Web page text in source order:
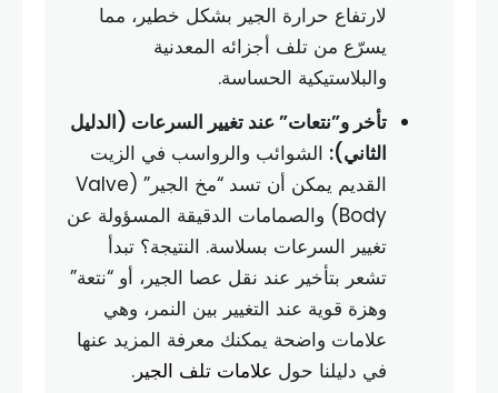
لارتفاع حرارة الجير بشكل خطير، مما
يسرّع من تلف أجزائه المعدنية
والبلاستيكية الحساسة.
تأخر و”نتعات” عند تغيير السرعات (الدليل
الثاني): الشوائب والرواسب في الزيت
القديم يمكن أن تسد “مخ الجير” (Valve
Body) والصمامات الدقيقة المسؤولة عن
تغيير السرعات بسلاسة. النتيجة؟ تبدأ
تشعر بتأخير عند نقل عصا الجير، أو “نتعة”
وهزة قوية عند التغيير بين النمر، وهي
علامات واضحة يمكنك معرفة المزيد عنها
في دليلنا حول علامات تلف الجير .